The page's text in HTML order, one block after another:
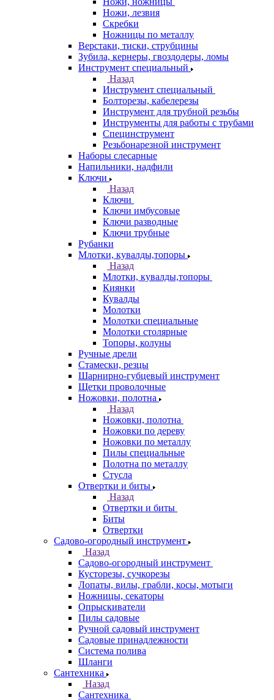
Ножи, лезвия
Скребки
Ножницы по металлу
Верстаки, тиски, струбцины
Зубила, кернеры, гвоздодеры, ломы
Инструмент специальный
Назад
Инструмент специальный
Болторезы, кабелерезы
Инструмент для трубной резьбы
Инструменты для работы с трубами
Специнструмент
Резьбонарезной инструмент
Наборы слесарные
Напильники, надфили
Ключи
Назад
Ключи
Ключи имбусовые
Ключи разводные
Ключи трубные
Рубанки
Млотки, кувалды,топоры
Назад
Млотки, кувалды,топоры
Киянки
Кувалды
Молотки
Молотки специальные
Молотки столярные
Топоры, колуны
Ручные дрели
Стамески, резцы
Шарнирно-губцевый инструмент
Щетки проволочные
Ножовки, полотна
Назад
Ножовки, полотна
Ножовки по дереву
Ножовки по металлу
Пилы специальные
Полотна по металлу
Стусла
Отвертки и биты
Назад
Отвертки и биты
Биты
Отвертки
Садово-огородный инструмент
Назад
Садово-огородный инструмент
Кусторезы, сучкорезы
Лопаты, вилы, грабли, косы, мотыги
Ножницы, секаторы
Опрыскиватели
Пилы садовые
Ручной садовый инструмент
Садовые принадлежности
Система полива
Шланги
Сантехника
Назад
Сантехника